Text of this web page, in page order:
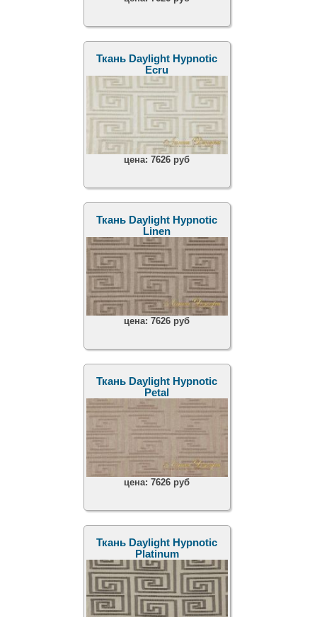
Ткань Daylight Hypnotic
Ecru
цена:7626 руб
Ткань Daylight Hypnotic
Linen
цена:7626 руб
Ткань Daylight Hypnotic
Petal
цена:7626 руб
Ткань Daylight Hypnotic
Platinum